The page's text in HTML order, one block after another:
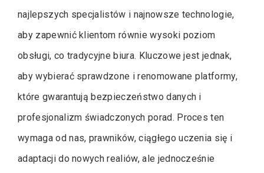
najlepszych specjalistów i najnowsze technologie,
aby zapewnić klientom równie wysoki poziom
obsługi, co tradycyjne biura. Kluczowe jest jednak,
aby wybierać sprawdzone i renomowane platformy,
które gwarantują bezpieczeństwo danych i
profesjonalizm świadczonych porad. Proces ten
wymaga od nas, prawników, ciągłego uczenia się i
adaptacji do nowych realiów, ale jednocześnie